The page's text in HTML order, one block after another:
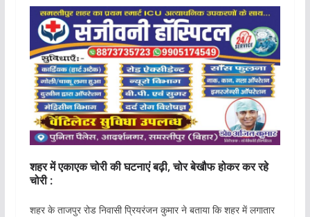
शहर में एकाएक चोरी की घटनाएं बढ़ी, चोर बेखौफ होकर कर रहे
चोरी :
शहर के ताजपुर रोड निवासी प्रियरंजन कुमार ने बताया कि शहर में लगातार